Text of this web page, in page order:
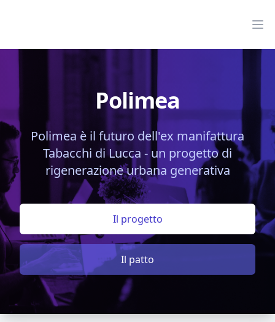
Polimea
Polimea è il futuro dell'ex manifattura
Tabacchi di Lucca - un progetto di
rigenerazione urbana generativa
Il progetto
Il patto